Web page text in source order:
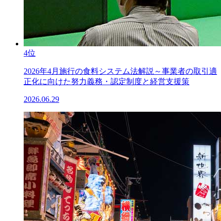
4位
2026年4月施行の食料システム法解説～事業者の取引適
正化に向けた努力義務・認定制度と経営支援策
2026.06.29